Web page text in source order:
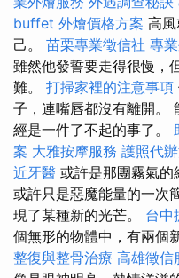
buffet 外燴價格方案 高
己。 苗栗專業徵信社 專
雖然他發誓要走得很慢，
難。 打掃家裡的注意事項
子，連嘴唇都沒有離開。
經是一件了不起的事了。
案 大雅按摩服務 護照代
近牙醫 或許是那團霧氣的
或許只是惡魔能量的一次
現了某種新的光芒。 台中
個無形的物體中，有兩個
整復與整骨治療 高雄徵信